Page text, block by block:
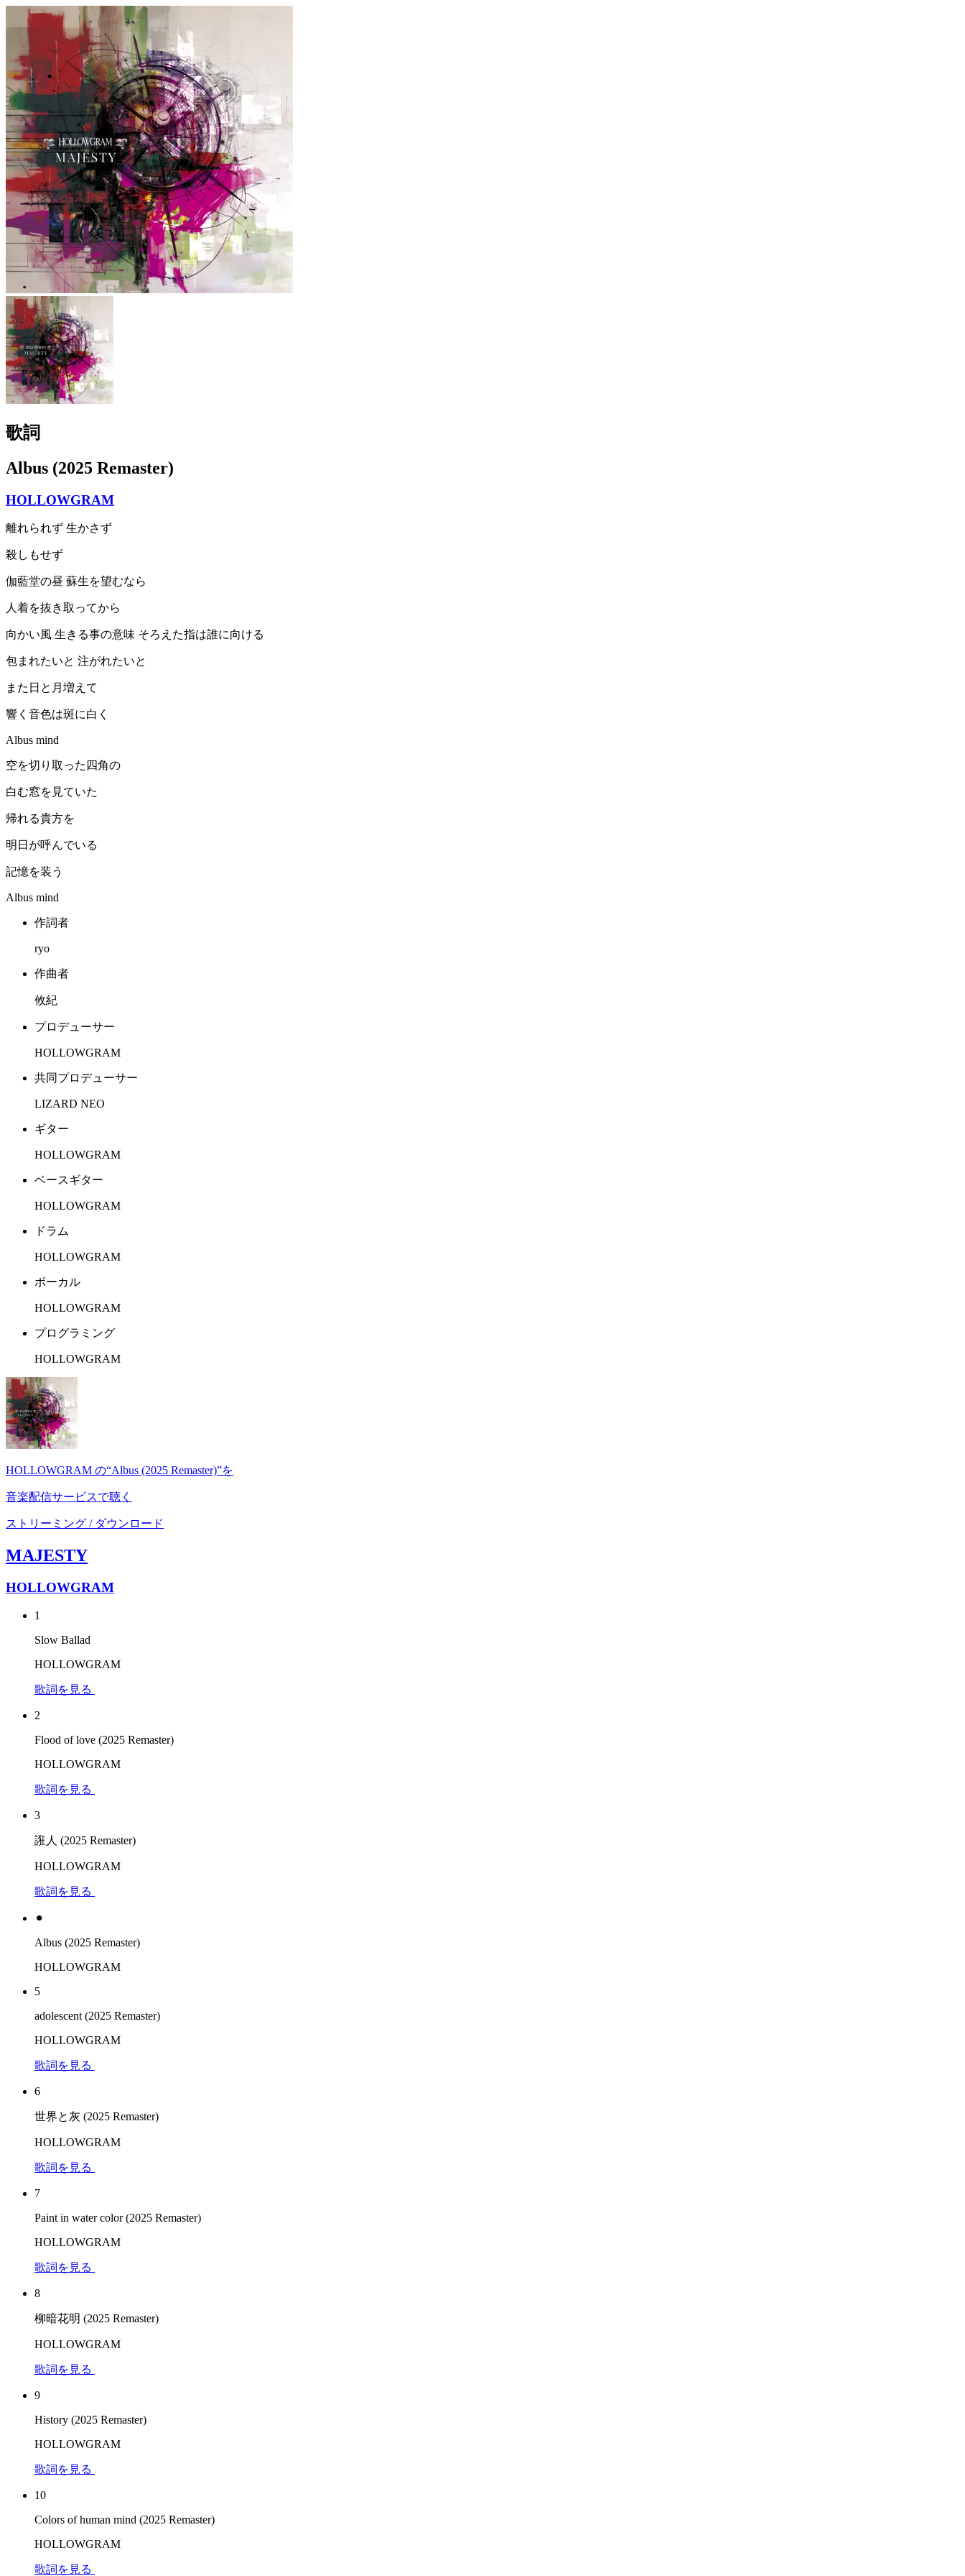
歌詞
Albus (2025 Remaster)
HOLLOWGRAM
離れられず 生かさず
殺しもせず
伽藍堂の昼 蘇生を望むなら
人着を抜き取ってから
向かい風 生きる事の意味 そろえた指は誰に向ける
包まれたいと 注がれたいと
また日と月増えて
響く音色は斑に白く
Albus mind
空を切り取った四角の
白む窓を見ていた
帰れる貴方を
明日が呼んでいる
記憶を装う
Albus mind
作詞者
ryo
作曲者
攸紀
プロデューサー
HOLLOWGRAM
共同プロデューサー
LIZARD NEO
ギター
HOLLOWGRAM
ベースギター
HOLLOWGRAM
ドラム
HOLLOWGRAM
ボーカル
HOLLOWGRAM
プログラミング
HOLLOWGRAM
HOLLOWGRAM の“Albus (2025 Remaster)”を
音楽配信サービスで聴く
ストリーミング / ダウンロード
MAJESTY
HOLLOWGRAM
1
Slow Ballad
HOLLOWGRAM
歌詞を見る
2
Flood of love (2025 Remaster)
HOLLOWGRAM
歌詞を見る
3
誑人 (2025 Remaster)
HOLLOWGRAM
歌詞を見る
⚫︎
Albus (2025 Remaster)
HOLLOWGRAM
5
adolescent (2025 Remaster)
HOLLOWGRAM
歌詞を見る
6
世界と灰 (2025 Remaster)
HOLLOWGRAM
歌詞を見る
7
Paint in water color (2025 Remaster)
HOLLOWGRAM
歌詞を見る
8
柳暗花明 (2025 Remaster)
HOLLOWGRAM
歌詞を見る
9
History (2025 Remaster)
HOLLOWGRAM
歌詞を見る
10
Colors of human mind (2025 Remaster)
HOLLOWGRAM
歌詞を見る